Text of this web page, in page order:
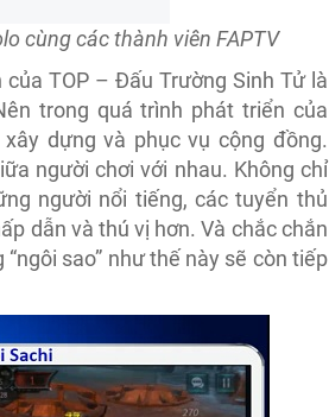
cùng các thành viên FAPTV
TOP – Đấu Trường Sinh Tử là
trong quá trình phát triển của
dựng và phục vụ cộng đồng.
người chơi với nhau. Không chỉ
người nổi tiếng, các tuyển thủ
dẫn và thú vị hơn. Và chắc chắn
sao” như thế này sẽ còn tiếp